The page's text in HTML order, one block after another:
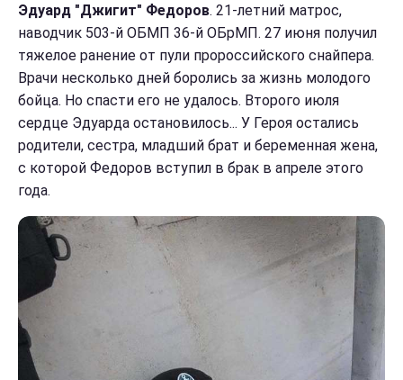
Эдуард "Джигит" Федоров. 21-летний матрос,
наводчик 503-й ОБМП 36-й ОБрМП. 27 июня получил
тяжелое ранение от пули пророссийского снайпера.
Врачи несколько дней боролись за жизнь молодого
бойца. Но спасти его не удалось. Второго июля
сердце Эдуарда остановилось... У Героя остались
родители, сестра, младший брат и беременная жена,
с которой Федоров вступил в брак в апреле этого
года.